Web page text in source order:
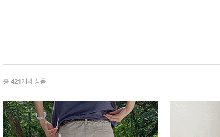
총 421개의 상품